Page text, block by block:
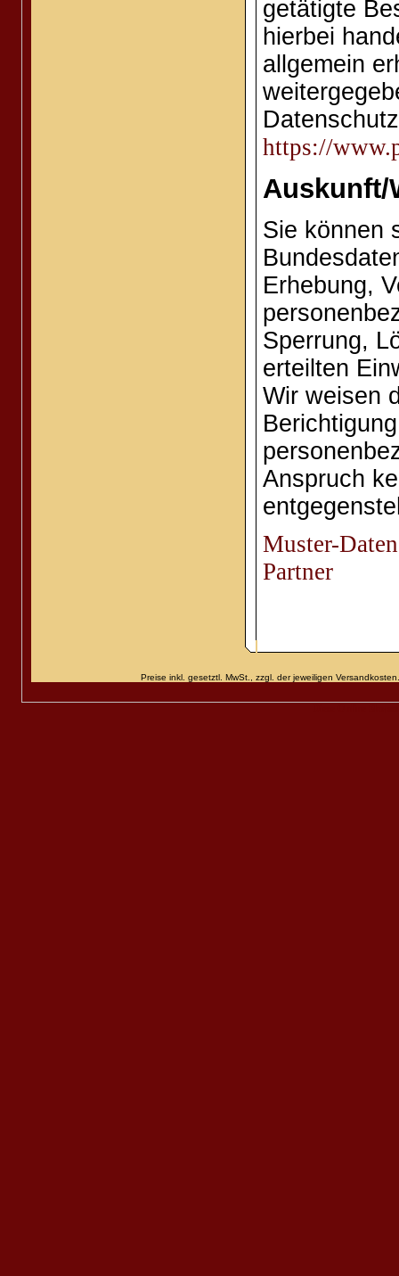
getätigte
hierbei
allgemein
https://
Auskunft/
Sie können
Erhebung,
Sperrung,
erteilten
Wir weisen
Anspruch
Muster-
Partner
Preise inkl. gesetztl. MwSt., zzgl. der jeweiligen